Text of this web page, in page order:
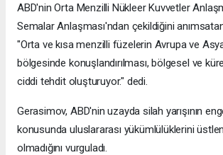
ABD'nin Orta Menzilli Nükleer Kuvvetler
Semalar Anlaşması'ndan çekildiğini
"Orta ve kısa menzilli füzelerin Avrupa ve
bölgesinde konuşlandırılması, bölgesel ve
ciddi tehdit oluşturuyor." dedi.
Gerasimov, ABD'nin uzayda silah yarışının
konusunda uluslararası yükümlülüklerini
olmadığını vurguladı.